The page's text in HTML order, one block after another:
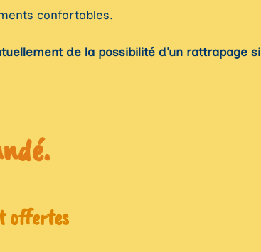
confortables.
de la possibilité d’un rattrapage si
offertes